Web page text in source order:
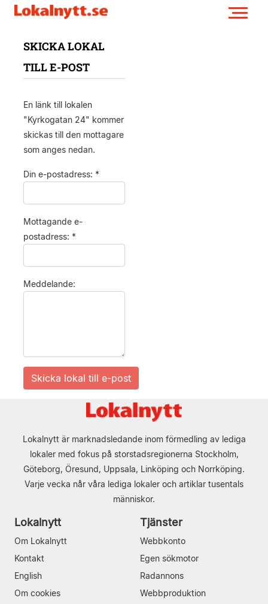
SKICKA LOKAL
TILL E-POST
En länk till lokalen
"Kyrkogatan 24" kommer
skickas till den mottagare
som anges nedan.
Din e-postadress: *
Mottagande e-
postadress: *
Meddelande:
Lokalnytt är marknadsledande inom förmedling av lediga
lokaler med fokus på storstadsregionerna Stockholm,
Göteborg, Öresund, Uppsala, Linköping och Norrköping.
Varje vecka når våra lediga lokaler och artiklar tusentals
människor.
Lokalnytt
Om Lokalnytt
Kontakt
English
Om cookies
Tjänster
Webbkonto
Egen sökmotor
Radannons
Webbproduktion